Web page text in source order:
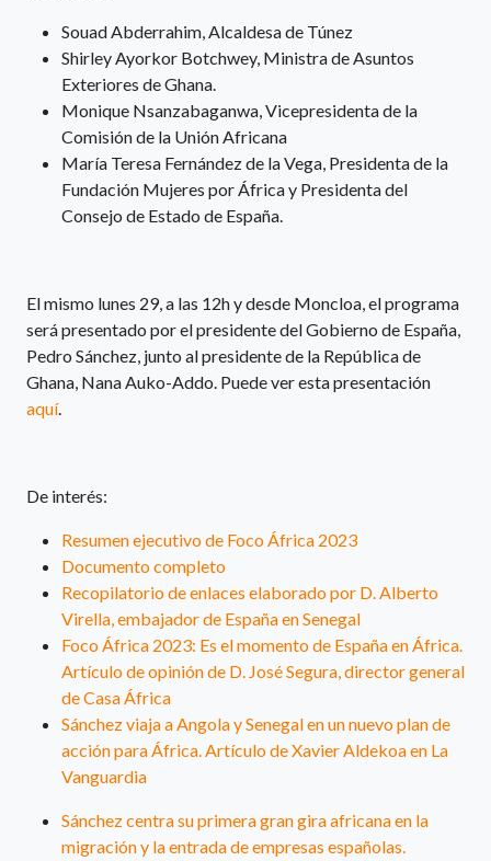
Souad Abderrahim, Alcaldesa de Túnez
Shirley Ayorkor Botchwey, Ministra de Asuntos
Exteriores de Ghana.
Monique Nsanzabaganwa, Vicepresidenta de la
Comisión de la Unión Africana
María Teresa Fernández de la Vega, Presidenta de la
Fundación Mujeres por África y Presidenta del
Consejo de Estado de España.
El mismo lunes 29, a las 12h y desde Moncloa, el programa
será presentado por el presidente del Gobierno de España,
Pedro Sánchez, junto al presidente de la República de
Ghana, Nana Auko-Addo. Puede ver esta presentación
aquí.
De interés:
Resumen ejecutivo de Foco África 2023
Documento completo
Recopilatorio de enlaces elaborado por D. Alberto
Virella, embajador de España en Senegal
Foco África 2023: Es el momento de España en África.
Artículo de opinión de D. José Segura, director general
de Casa África
Sánchez viaja a Angola y Senegal en un nuevo plan de
acción para África. Artículo de Xavier Aldekoa en La
Vanguardia
Sánchez centra su primera gran gira africana en la
migración y la entrada de empresas españolas.